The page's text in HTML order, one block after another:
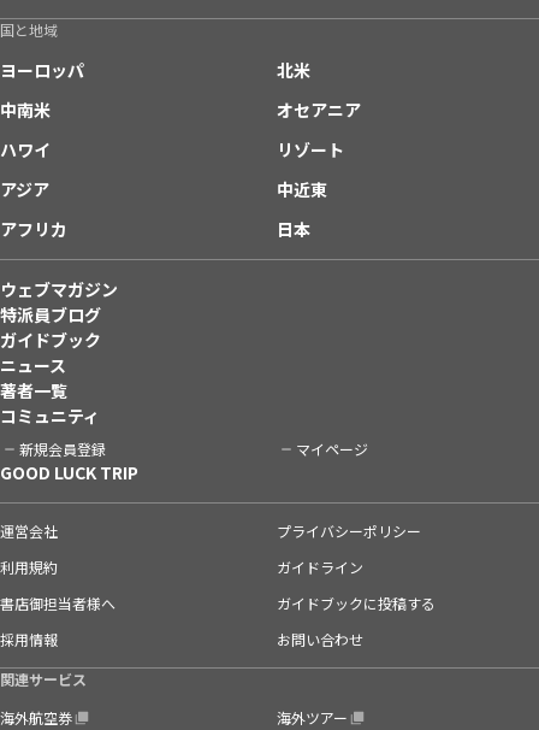
国と地域
ヨーロッパ
北米
中南米
オセアニア
ハワイ
リゾート
アジア
中近東
アフリカ
日本
ウェブマガジン
特派員ブログ
ガイドブック
ニュース
著者一覧
コミュニティ
新規会員登録 マイページ
GOOD LUCK TRIP
運営会社
プライバシーポリシー
利用規約
ガイドライン
書店御担当者様へ
ガイドブックに投稿する
採用情報
お問い合わせ
関連サービス
海外航空券
海外ツアー